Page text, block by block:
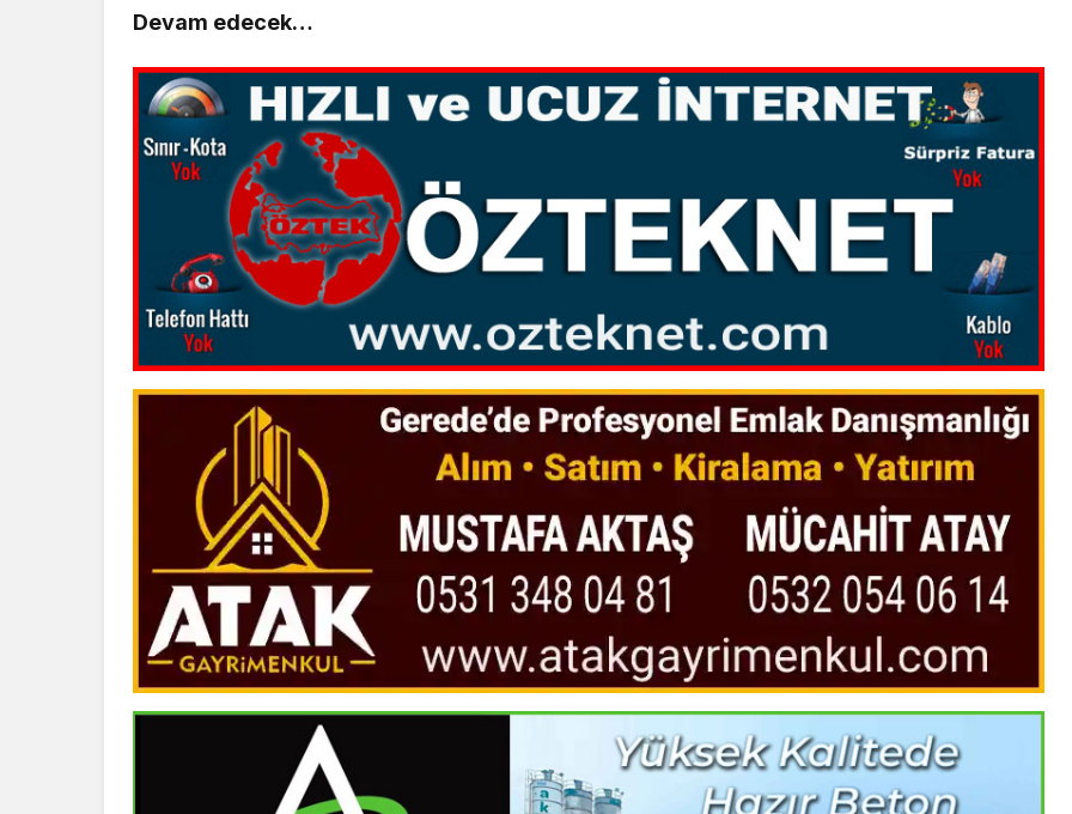
Devam edecek…